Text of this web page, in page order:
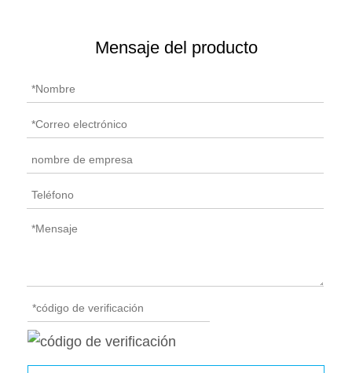
Mensaje del producto